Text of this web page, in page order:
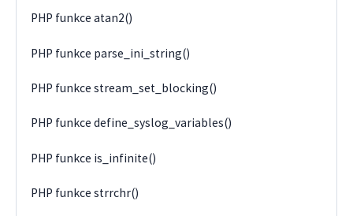
PHP funkce atan2()
PHP funkce parse_ini_string()
PHP funkce stream_set_blocking()
PHP funkce define_syslog_variables()
PHP funkce is_infinite()
PHP funkce strrchr()